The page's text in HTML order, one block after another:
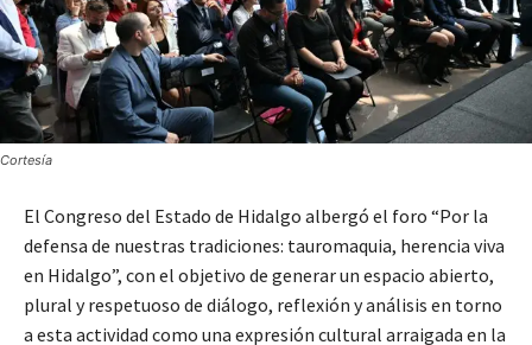
Cortesía
El Congreso del Estado de Hidalgo albergó el foro “Por la
defensa de nuestras tradiciones: tauromaquia, herencia viva
en Hidalgo”, con el objetivo de generar un espacio abierto,
plural y respetuoso de diálogo, reflexión y análisis en torno
a esta actividad como una expresión cultural arraigada en la